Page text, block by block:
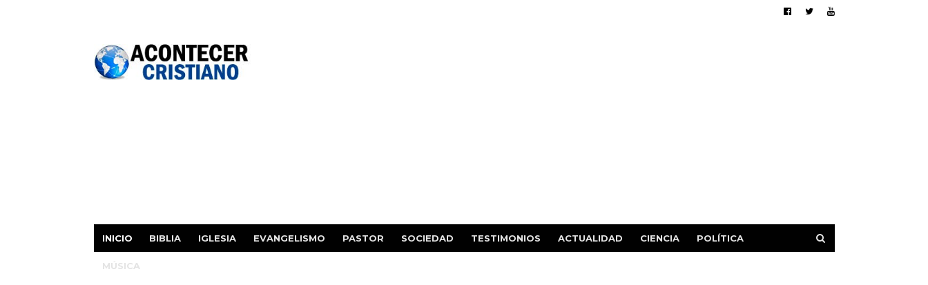
INICIO BIBLIA IGLESIA EVANGELISMO PASTOR SOCIEDAD TESTIMONIOS ACTUALIDAD CIENCIA POLÍTICA
MÚSICA